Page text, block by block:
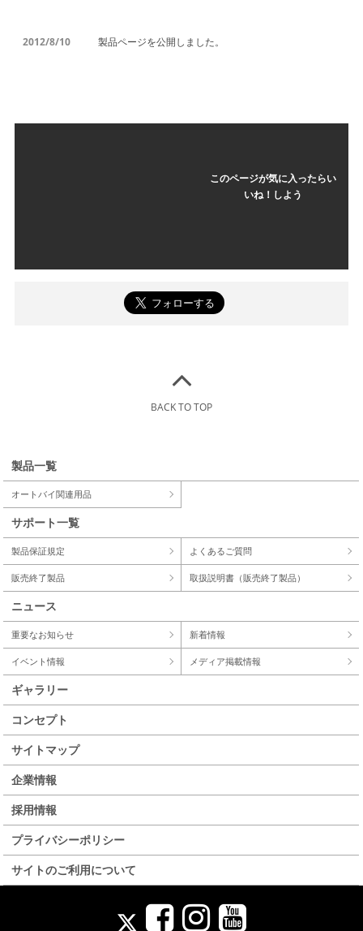
2012/8/10 製品ページを公開しました。
このページが気に入ったらい
いね！しよう
BACK TO TOP
製品一覧
オートバイ関連用品
サポート一覧
製品保証規定 よくあるご質問
販売終了製品 取扱説明書（販売終了製品）
ニュース
重要なお知らせ 新着情報
イベント情報 メディア掲載情報
ギャラリー
コンセプト
サイトマップ
企業情報
採用情報
プライバシーポリシー
サイトのご利用について